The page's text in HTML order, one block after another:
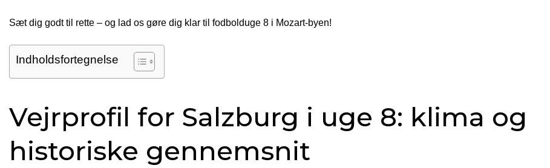
Sæt dig godt til rette – og lad os gøre dig klar til fodbolduge 8 i Mozart-byen!
Indholdsfortegnelse
Vejrprofil for Salzburg i uge 8: klima og
historiske gennemsnit